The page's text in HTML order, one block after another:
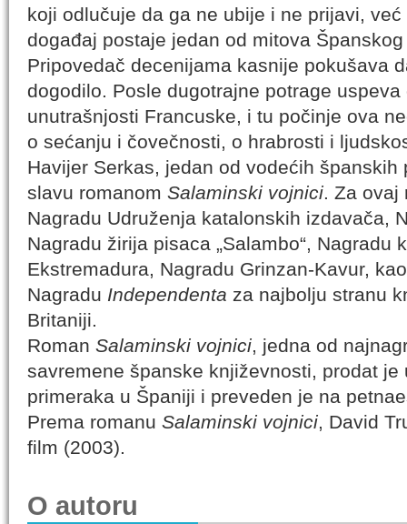
koji odlučuje da ga ne ubije i ne prijavi,
događaj postaje jedan od mitova
Pripovedač decenijama kasnije pokušava
dogodilo. Posle dugotrajne potrage
unutrašnjosti Francuske, i tu počinje ova
o sećanju i čovečnosti, o hrabrosti i
Havijer Serkas, jedan od vodećih
slavu romanom Salaminski vojnici. Za ovaj
Nagradu Udruženja katalonskih izdavača,
Nagradu žirija pisaca „Salambo“, Nagradu
Ekstremadura, Nagradu Grinzan-Kavur,
Nagradu Independenta za najbolju stranu
Britaniji.
Roman Salaminski vojnici, jedna od
savremene španske književnosti, prodat je
primeraka u Španiji i preveden je na
Prema romanu Salaminski vojnici, David
film (2003).
O autoru